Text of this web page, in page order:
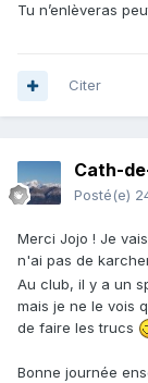
Tu n’enlèveras
Citer
Cath-
Posté(e)
Merci Jojo ! Je
n'ai pas de
Au club, il y a un
mais je ne le vois
de faire les trucs
Bonne journée